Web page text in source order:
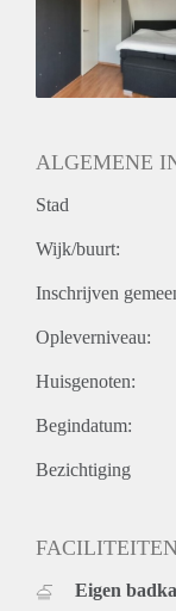
Inkomen eis
2,8 X
Huurtermijn
Onbepaalde termijn
ALGEMENE
Stad
Wijk/buurt:
Inschrijven
Opleverniveau:
Huisgenoten:
Begindatum:
Bezichtiging
Eigen